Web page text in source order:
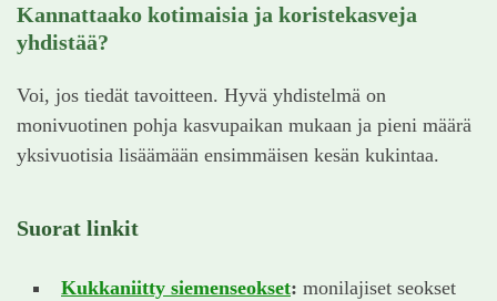
Kannattaako kotimaisia ja koristekasveja
yhdistää?
Voi, jos tiedät tavoitteen. Hyvä yhdistelmä on
monivuotinen pohja kasvupaikan mukaan ja pieni määrä
yksivuotisia lisäämään ensimmäisen kesän kukintaa.
Suorat linkit
Kukkaniitty siemenseokset: monilajiset seokset